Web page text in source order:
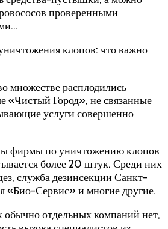
проверенными
множестве расплодились
«Чистый Город», не связанные
услуги совершенно
фирмы по уничтожению клопов
более 20 штук. Среди них
служба дезинсекции Санкт-
«Био-Сервис» и многие другие.
обычно отдельных компаний нет,